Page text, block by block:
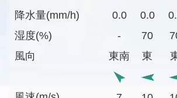
降水量(mm/h)
湿度(%)
風向
0.0 0.0
-
70
東南
東